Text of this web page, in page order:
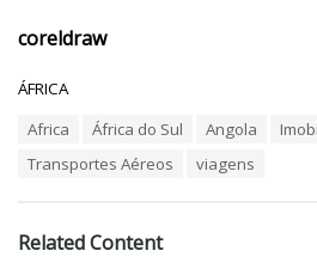
coreldraw
C
i
ÁFRICA
Africa África do Sul Angola
Transportes Aéreos
viagens
Related Content